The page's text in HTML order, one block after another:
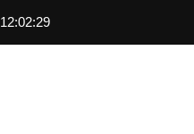
12:02:30